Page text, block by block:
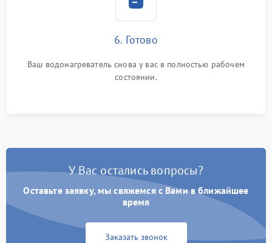
6. Готово
Ваш водонагреватель снова у вас в полностью рабочем
состоянии.
У Вас остались вопросы?
Оставьте заявку, мы свяжемся с Вами в ближайшее
время
Заказать звонок